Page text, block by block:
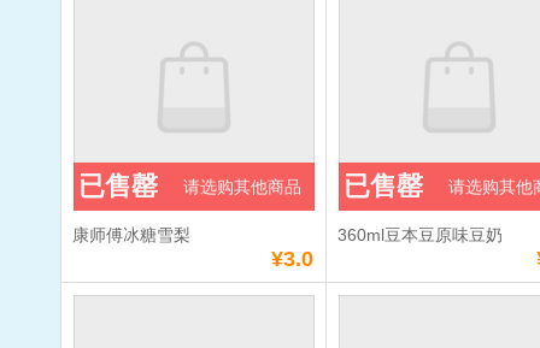
康师傅冰糖雪梨
¥3.0
已售罄 请选购其他商品
360ml豆本豆原味豆奶
已售罄 请选购其他